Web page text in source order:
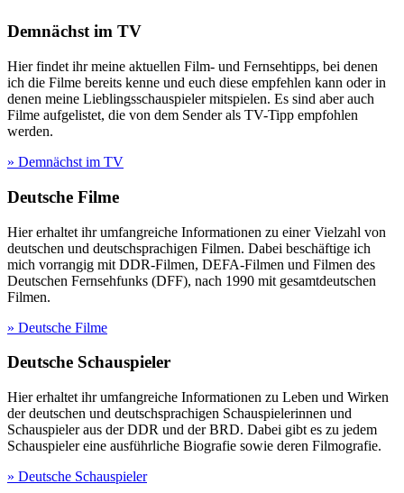
Demnächst im TV
Hier findet ihr meine aktuellen Film- und Fernsehtipps, bei denen
ich die Filme bereits kenne und euch diese empfehlen kann oder in
denen meine Lieblingsschauspieler mitspielen. Es sind aber auch
Filme aufgelistet, die von dem Sender als TV-Tipp empfohlen
werden.
» Demnächst im TV
Deutsche Filme
Hier erhaltet ihr umfangreiche Informationen zu einer Vielzahl von
deutschen und deutschsprachigen Filmen. Dabei beschäftige ich
mich vorrangig mit DDR-Filmen, DEFA-Filmen und Filmen des
Deutschen Fernsehfunks (DFF), nach 1990 mit gesamtdeutschen
Filmen.
» Deutsche Filme
Deutsche Schauspieler
Hier erhaltet ihr umfangreiche Informationen zu Leben und Wirken
der deutschen und deutschsprachigen Schauspielerinnen und
Schauspieler aus der DDR und der BRD. Dabei gibt es zu jedem
Schauspieler eine ausführliche Biografie sowie deren Filmografie.
» Deutsche Schauspieler